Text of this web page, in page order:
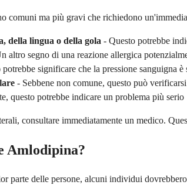
ma più gravi che richiedono
della lingua o della gola - Questo potrebbe
altro segno di una reazione allergica
potrebbe significare che la pressione sanguigna è
- Sebbene non comune, questo può
questo potrebbe indicare un problema più serio
consultare immediatamente un medico.
Amlodipina?
parte delle persone, alcuni individui